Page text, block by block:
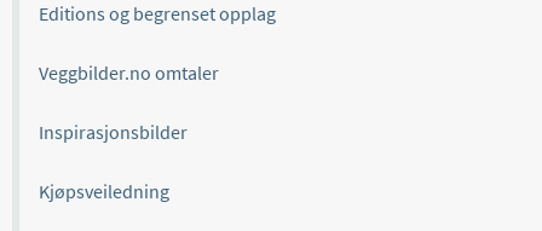
Editions og begrenset opplag
Veggbilder.no omtaler
Inspirasjonsbilder
Kjøpsveiledning